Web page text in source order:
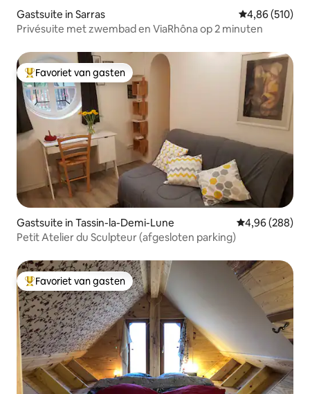
Gastsuite in Sarras Gemiddelde
4,86 (510)
Privésuite met zwembad en ViaRhôna op 2 minuten
Topfavoriet van gasten
Favoriet van gasten
Gastsuite in Tassin-la-Demi-Lune Gemiddelde
4,96 (288)
Petit Atelier du Sculpteur (afgesloten parking)
Topfavoriet van gasten
Favoriet van gasten